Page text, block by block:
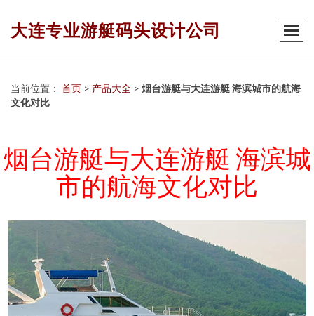
大连专业游艇码头设计公司
当前位置： 首页 > 产品大全 > 烟台游艇与大连游艇 海滨城市的航海
文化对比
烟台游艇与大连游艇 海滨城
市的航海文化对比